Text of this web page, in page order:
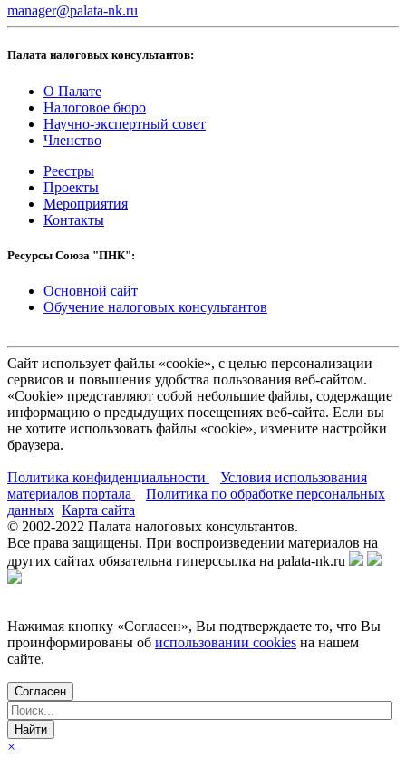
manager@palata-nk.ru
Палата налоговых консультантов:
О Палате
Налоговое бюро
Научно-экспертный совет
Членство
Реестры
Проекты
Мероприятия
Контакты
Ресурсы Союза "ПНК":
Основной сайт
Обучение налоговых консультантов
Сайт использует файлы «cookie», с целью персонализации
сервисов и повышения удобства пользования веб-сайтом.
«Cookie» представляют собой небольшие файлы, содержащие
информацию о предыдущих посещениях веб-сайта. Если вы
не хотите использовать файлы «cookie», измените настройки
браузера.
Политика конфиденциальности
Условия использования
материалов портала
Политика по обработке персональных
данных Карта сайта
© 2002-2022 Палата налоговых консультантов.
Все права защищены. При воспроизведении материалов на
других сайтах обязательна гиперссылка на palata-nk.ru
Нажимая кнопку «Согласен», Вы подтверждаете то, что Вы
проинформированы об использовании cookies на нашем
сайте.
Согласен
×